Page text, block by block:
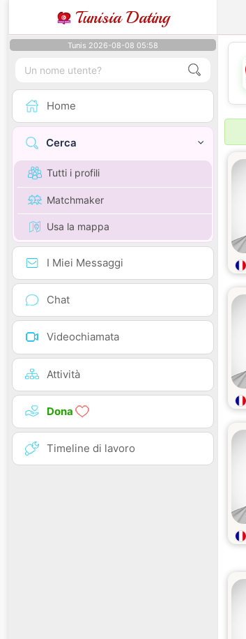
Tunisia Dating
Tunis 2026-08-08 05:58
Home
Cerca
Tutti i profili
Matchmaker
Usa la mappa
I Miei Messaggi
Chat
Videochiamata
Attività
Dona
Timeline di lavoro